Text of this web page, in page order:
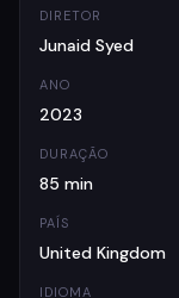
DIRETOR
Junaid Syed
ANO
2023
DURAÇÃO
85 min
PAÍS
United Kingdom
IDIOMA